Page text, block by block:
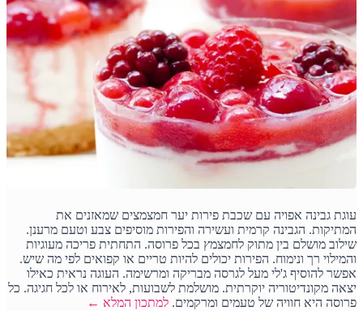
עוגת גבינה אפויה עם שכבת פירות יער חמצמצים שמאזנים את
המתיקות. הגבינה קרמית ועשירה והפירות מוסיפים צבע וטעם מרענן.
שילוב מושלם בין מתוק לחמצמץ בכל פרוסה. התחתית פריכה מעוגיות
והמילוי רך ונימוח. הפירות יכולים להיות טריים או קפואים לפי מה שיש.
אפשר להוסיף ג'לי מעל לגרסה מבריקה ומרשימה. העוגה נראית כאילו
יצאה מקונדיטוריה יוקרתית. מושלמת לשבועות, לאירוח או לכל חגיגה. כל
פרוסה היא חוויה של טעמים ומרקמים.למתכון המלא ←